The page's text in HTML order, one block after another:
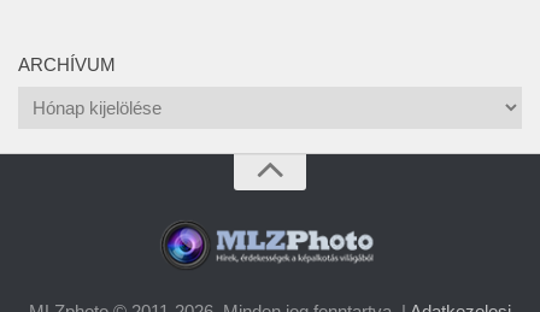
ARCHÍVUM
Archívum